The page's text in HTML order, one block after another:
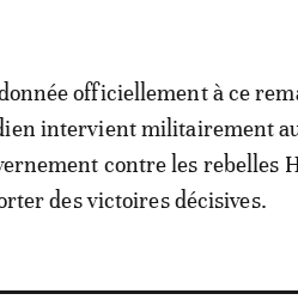
officiellement à ce
intervient militairement
contre les rebelles
des victoires décisives.